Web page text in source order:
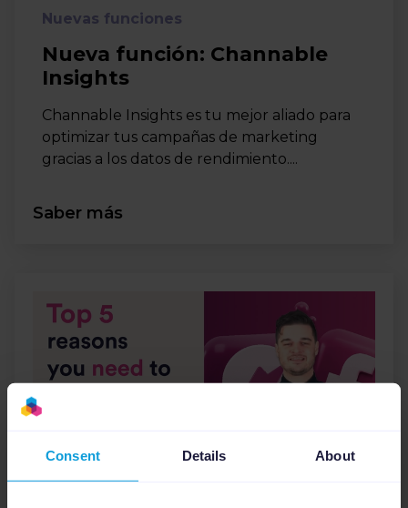
Consent Details About
Nuevas funciones
Nueva función: Channable
Insights
Channable Insights es tu mejor aliado para
optimizar tus campañas de marketing
gracias a los datos de rendimiento....
Saber más